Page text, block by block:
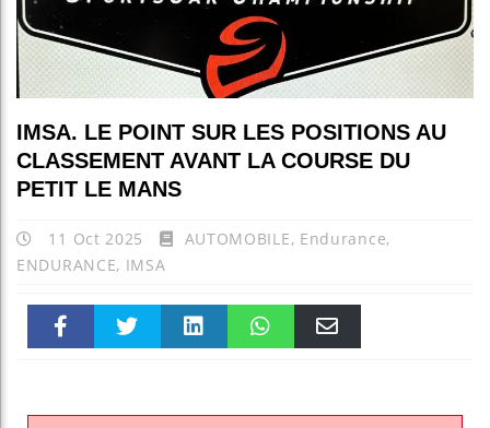
IMSA. LE POINT SUR LES POSITIONS AU
CLASSEMENT AVANT LA COURSE DU
PETIT LE MANS
11 Oct 2025 AUTOMOBILE, Endurance,
ENDURANCE, IMSA
k pt